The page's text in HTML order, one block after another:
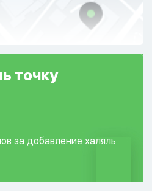
точку
за добавление халяль